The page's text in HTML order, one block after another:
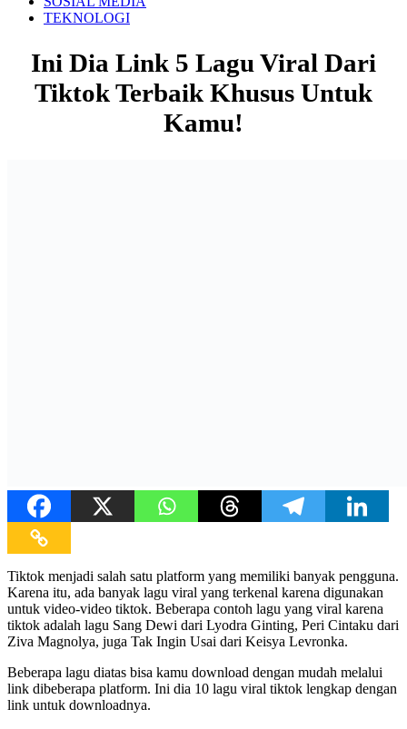
TEKNOLOGI
Ini Dia Link 5 Lagu Viral Dari
Tiktok Terbaik Khusus Untuk
Kamu!
Tiktok menjadi salah satu platform yang memiliki banyak pengguna.
Karena itu, ada banyak lagu viral yang terkenal karena digunakan
untuk video-video tiktok. Beberapa contoh lagu yang viral karena
tiktok adalah lagu Sang Dewi dari Lyodra Ginting, Peri Cintaku dari
Ziva Magnolya, juga Tak Ingin Usai dari Keisya Levronka.
Beberapa lagu diatas bisa kamu download dengan mudah melalui
link dibeberapa platform. Ini dia 10 lagu viral tiktok lengkap dengan
link untuk downloadnya.